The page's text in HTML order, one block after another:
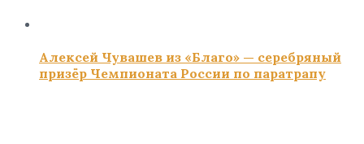
Алексей Чувашев из «Благо» — серебряный
призёр Чемпионата России по паратрапу